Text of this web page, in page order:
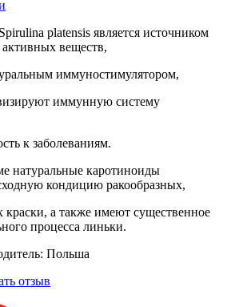
platensis является источником
веществ,
иммуностимулятором,
иммунную систему
к заболеваниям.
натуральные каротиноиды
кондицию ракообразных,
а также имеют существенное
процесса линьки.
Польша
отзыв